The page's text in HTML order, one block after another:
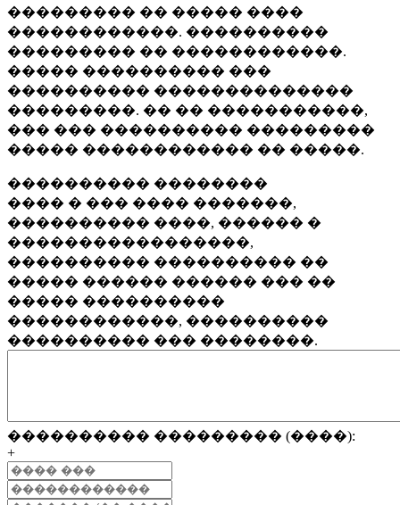
��������� �� ����� ����
������������. ����������
��������� �� ������������.
����� ���������� ���
���������� ��������������
���������. �� �� �����������,
��� ��� ���������� ���������
����� ������������ �� �����.
���������� ��������
���� � ��� ���� �������,
���������� ����, ������ �
�����������������,
���������� ���������� ��
����� ������ ������ ��� ��
����� ����������
������������, ����������
���������� ��� ��������.
���������� ��������� (����):
+